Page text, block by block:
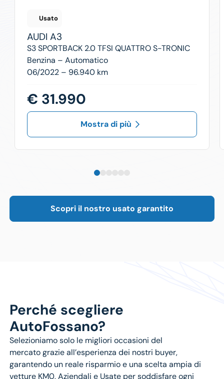
Usato
AUDI A3
S3 SPORTBACK 2.0 TFSI QUATTRO S-TRONIC
Benzina – Automatico
06/2022 – 96.940 km
€ 31.990
Mostra di più
Scopri il nostro usato garantito
Perché scegliere
AutoFossano?
Selezioniamo solo lemigliori occasioni del
mercatograzie all’esperienza dei nostri buyer,
garantendo un reale risparmio e una scelta ampia di
vetture KM0,Aziendali e Usateper soddisfare ogni